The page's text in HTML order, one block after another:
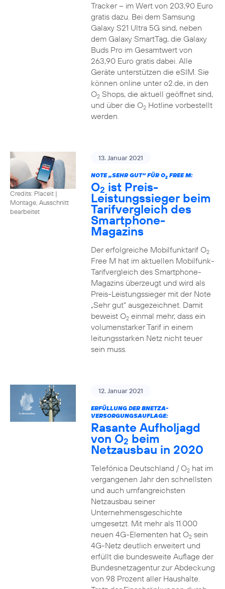
Tracker – im Wert von 203,90 Euro
gratis dazu. Bei dem Samsung
Galaxy S21 Ultra 5G sind, neben
dem Galaxy SmartTag, die Galaxy
Buds Pro im Gesamtwert von
263,90 Euro gratis dabei. Alle
Geräte unterstützen die eSIM. Sie
können online unter o2.de, in den
O2Shops, die aktuell geöffnet sind,
und über die O2Hotline vorbestellt
werden.
Credits: Placeit |
Montage, Ausschnitt
bearbeitet
13. Januar 2021
NOTE „SEHR GUT“ FÜR O2FREE M:
O2 ist Preis-
Leistungssieger beim
Tarifvergleich des
Smartphone-
Magazins
Der erfolgreiche Mobilfunktarif O2
Free M hat im aktuellen Mobilfunk-
Tarifvergleich des Smartphone-
Magazins überzeugt und wird als
Preis-Leistungssieger mit der Note
„Sehr gut“ ausgezeichnet. Damit
beweist O2einmal mehr, dass ein
volumenstarker Tarif in einem
leitungsstarken Netz nicht teuer
sein muss.
12. Januar 2021
ERFÜLLUNG DER BNETZA-
VERSORGUNGSAUFLAGE:
Rasante Aufholjagd
von O2 beim
Netzausbau in 2020
Telefónica Deutschland / O2hat im
vergangenen Jahr den schnellsten
und auch umfangreichsten
Netzausbau seiner
Unternehmensgeschichte
umgesetzt. Mit mehr als 11.000
neuen 4G-Elementen hat O2sein
4G-Netz deutlich erweitert und
erfüllt die bundesweite Auflage der
Bundesnetzagentur zur Abdeckung
von 98 Prozent aller Haushalte.